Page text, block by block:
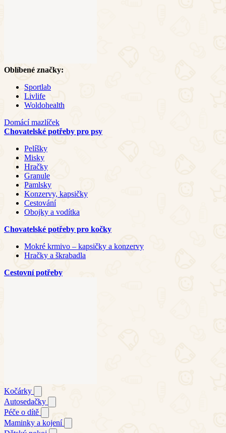
Oblíbené značky:
Sportlab
Livlife
Woldohealth
Domácí mazlíček
Chovatelské potřeby pro psy
Pelíšky
Misky
Hračky
Granule
Pamlsky
Konzervy, kapsičky
Cestování
Obojky a vodítka
Chovatelské potřeby pro kočky
Mokré krmivo – kapsičky a konzervy
Hračky a škrabadla
Cestovní potřeby
Kočárky
Autosedačky
Péče o dítě
Maminky a kojení